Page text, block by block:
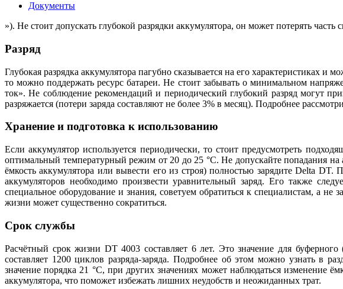
Документы
»). Не стоит допускать глубокой разрядки аккумулятора, он может потерять
Разряд
Глубокая разрядка аккумулятора пагубно сказывается на его характеристиках
то можно поддержать ресурс батареи. Не стоит забывать о минимальном
ток». Не соблюдение рекомендаций и периодический глубокий разряд могут
разряжается (потери заряда составляют не более 3% в месяц). Подробнее
Хранение и подготовка к использованию
Если аккумулятор используется периодически, то стоит предусмотреть
оптимальный температурный режим от 20 до 25 °С. Не допускайте попадания на
ёмкость аккумулятора или вывести его из строя) полностью зарядите Delta
аккумуляторов необходимо произвести уравнительный заряд. Его также
специальное оборудование и знания, советуем обратиться к специалистам, а
жизни может существенно сократиться.
Срок службы
Расчётный срок жизни DT 4003 составляет 6 лет. Это значение для
составляет 1200 циклов разряда-заряда. Подробнее об этом можно узнать в
значение порядка 21 °С, при других значениях может наблюдаться изменение
аккумулятора, что поможет избежать лишних неудобств и неожиданных трат.